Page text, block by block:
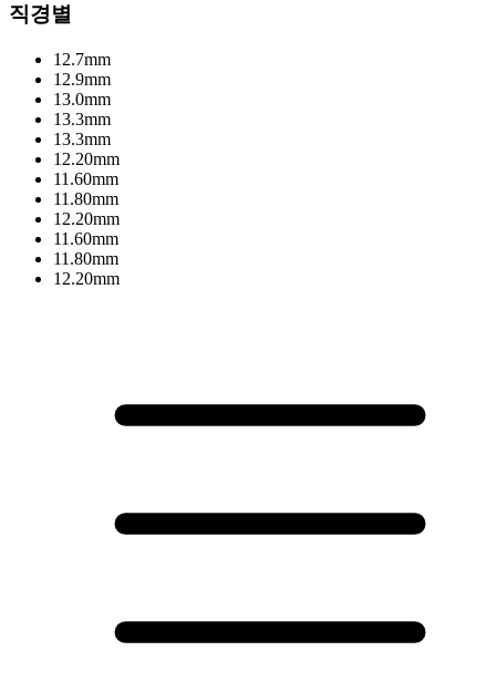
직경별
12.7mm
12.9mm
13.0mm
13.3mm
13.3mm
12.20mm
11.60mm
11.80mm
12.20mm
11.60mm
11.80mm
12.20mm